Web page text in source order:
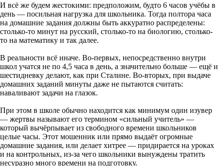
И всё же будем жестокими: предположим, будто 6 часов учёбы в
день — посильная нагрузка для школьника. Тогда полтора часа
на домашние задания должны быть аккуратно распределены:
столько-то минут на русский, столько-то на биологию, столько-
то на математику и так далее.
В реальности всё иначе. Во-первых, непосредственно внутри
школ учатся не по 4,5 часа в день, а значительно больше — ещё и
шестидневку делают, как при Сталине. Во-вторых, при выдаче
домашних заданий минуты даже не пытаются считать:
наваливают задачи на глазок.
При этом в школе обычно находится как минимум один изувер
— жертвы называют его термином «сильный учитель» —
который вычёрпывает из свободного времени школьников
целые часы. Этот мошенник или прямо выдаёт огромные
домашние задания, или делает хитрее — придирается на уроках
и на контрольных, из-за чего школьники вынуждены тратить
несуразно много времени на подготовку.